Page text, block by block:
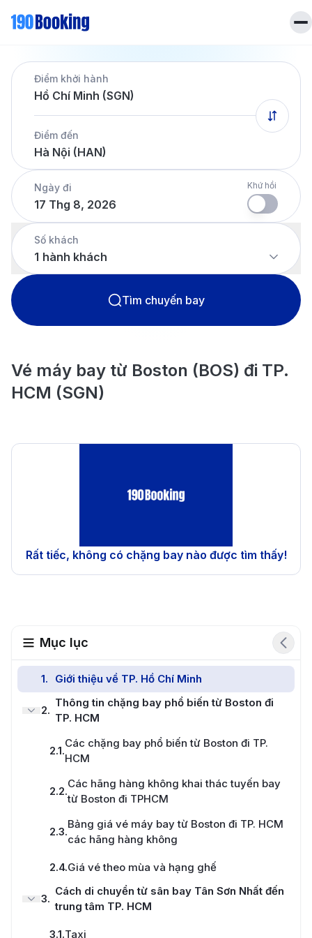
Trang chủ
Vé máy bay
Dịch vụ
Khách sạn
Tin tứcLiên hệ
Hotline
028 7303 6167
Tiếng Việt
Điểm khởi hành
Hồ Chí Minh (SGN)
Điểm đến
Hà Nội (HAN)
Ngày đi
17 Thg 8, 2026
Khứ hồi
Số khách
1 hành khách
Tìm chuyến bay
Vé máy bay từ Boston (BOS) đi TP.
HCM (SGN)
Rất tiếc, không có chặng bay nào được tìm thấy!
Mục lục
1. Giới thiệu về TP. Hồ Chí Minh
2.
Thông tin chặng bay phổ biến từ Boston đi
TP. HCM
2.1.
Các chặng bay phổ biến từ Boston đi TP.
HCM
2.2.
Các hãng hàng không khai thác tuyến bay
từ Boston đi TPHCM
2.3.
Bảng giá vé máy bay từ Boston đi TP. HCM
các hãng hàng không
2.4.Giá vé theo mùa và hạng ghế
3.
Cách di chuyển từ sân bay Tân Sơn Nhất đến
trung tâm TP. HCM
3.1.Taxi